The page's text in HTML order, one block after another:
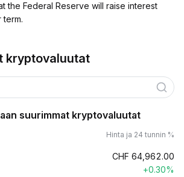
the Federal Reserve will raise interest
term.
kryptovaluutat
suurimmat kryptovaluutat
Hinta ja 24 tunnin %
CHF 64,962.00
+0.30%